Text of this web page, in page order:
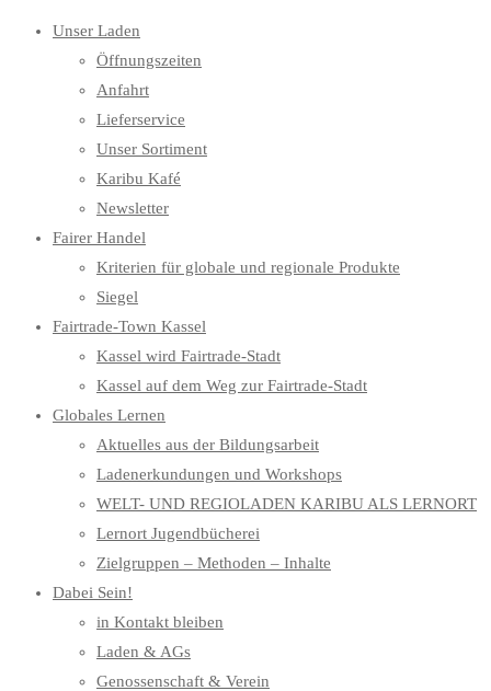
Unser Laden
Öffnungszeiten
Anfahrt
Lieferservice
Unser Sortiment
Karibu Kafé
Newsletter
Fairer Handel
Kriterien für globale und regionale Produkte
Siegel
Fairtrade-Town Kassel
Kassel wird Fairtrade-Stadt
Kassel auf dem Weg zur Fairtrade-Stadt
Globales Lernen
Aktuelles aus der Bildungsarbeit
Ladenerkundungen und Workshops
WELT- UND REGIOLADEN KARIBU ALS LERNORT
Lernort Jugendbücherei
Zielgruppen – Methoden – Inhalte
Dabei Sein!
in Kontakt bleiben
Laden & AGs
Genossenschaft & Verein